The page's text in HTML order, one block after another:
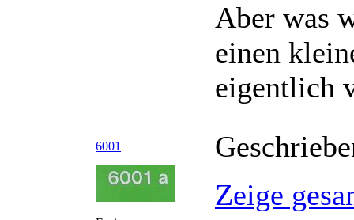
Aber was
einen
eigentlich
6001
Zeige